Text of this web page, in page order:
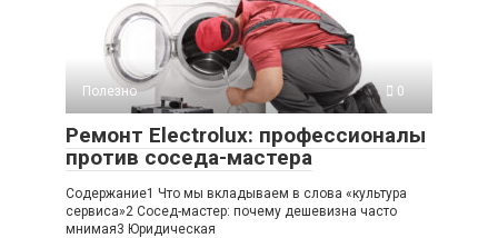
Полезно 0
Ремонт Electrolux: профессионалы
против соседа-мастера
Содержание1 Что мы вкладываем в слова «культура
сервиса»2 Сосед-мастер: почему дешевизна часто
мнимая3 Юридическая